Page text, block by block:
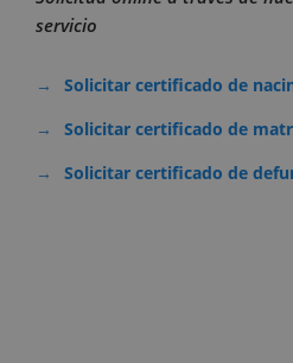
servicio
Solicitar certificado de
Solicitar certificado de
Solicitar certificado de